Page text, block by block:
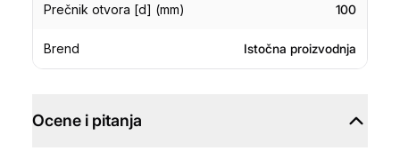
Prečnik otvora [d] (mm) 100
Brend Istočna proizvodnja
Ocene i pitanja